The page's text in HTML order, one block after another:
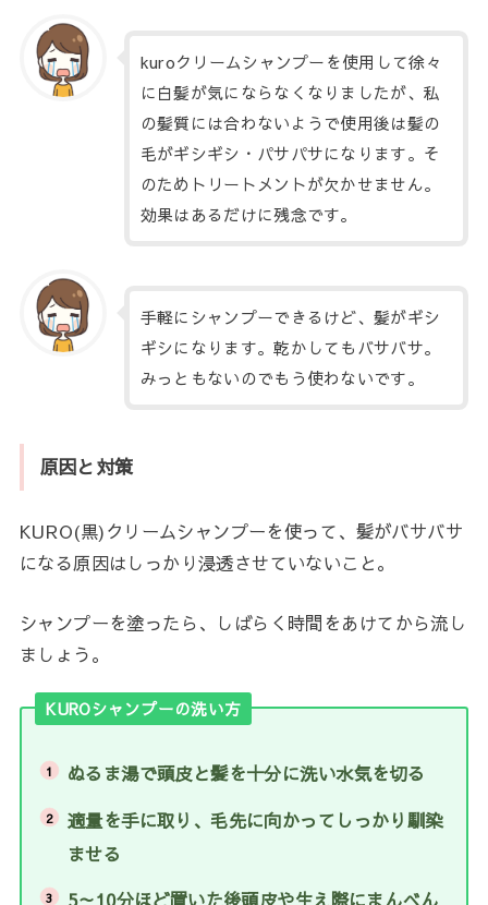
kuroクリームシャンプーを使用して徐々
に白髪が気にならなくなりましたが、私
の髪質には合わないようで使用後は髪の
毛がギシギシ・パサパサになります。そ
のためトリートメントが欠かせません。
効果はあるだけに残念です。
手軽にシャンプーできるけど、髪がギシ
ギシになります。乾かしてもバサバサ。
みっともないのでもう使わないです。
原因と対策
KURO(黒)クリームシャンプーを使って、髪がバサバサ
になる原因はしっかり浸透させていないこと。
シャンプーを塗ったら、しばらく時間をあけてから流し
ましょう。
KUROシャンプーの洗い方
ぬるま湯で頭皮と髪を十分に洗い水気を切る
適量を手に取り、毛先に向かってしっかり馴染
ませる
5～10分ほど置いた後頭皮や生え際にまんべん